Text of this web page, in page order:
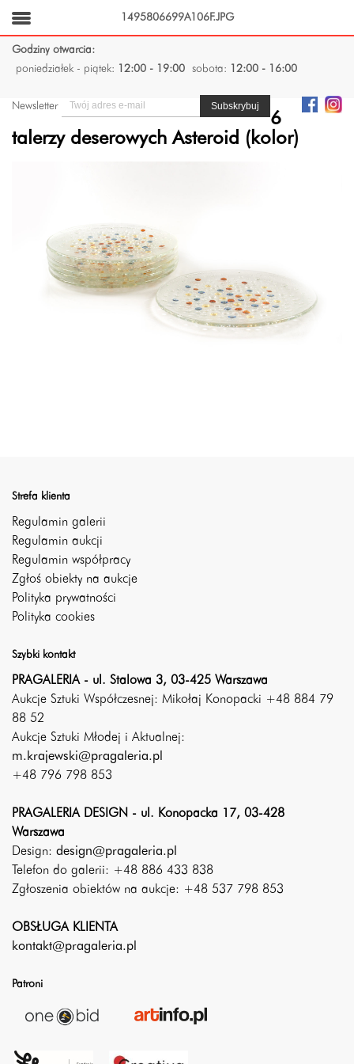
Godziny otwarcia:
poniedziałek - piątek:
12:00 - 19:00 sobota: 12:00 - 16:00
Newsletter
6
talerzy deserowych Asteroid (kolor)
Strefa klienta
Regulamin galerii
Regulamin aukcji
Regulamin współpracy
Zgłoś obiekty na aukcje
Polityka prywatności
Polityka cookies
Szybki kontakt
PRAGALERIA - ul. Stalowa 3, 03-425 Warszawa
Aukcje Sztuki Współczesnej: Mikołaj Konopacki +48 884 79
88 52
Aukcje Sztuki Młodej i Aktualnej:
m.krajewski@pragaleria.pl
+48 796 798 853
PRAGALERIA DESIGN - ul. Konopacka 17, 03-428
Warszawa
Design: design@pragaleria.pl
Telefon do galerii: +48 886 433 838
Zgłoszenia obiektów na aukcje: +48 537 798 853
OBSŁUGA KLIENTA
kontakt@pragaleria.pl
Patroni
1495806699A106F.JPG